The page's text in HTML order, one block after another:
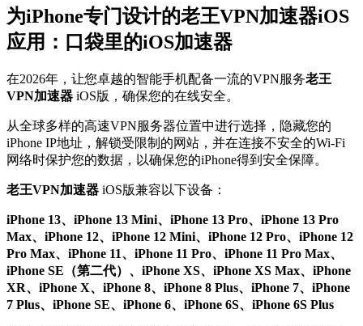
为iPhone专门设计的老王VPN加速器iOS
应用：口袋里的iOS加速器
在2026年，让您卓越的智能手机配备一流的VPN服务老王
VPN加速器 iOS版，确保您的在线安全。
从全球多样的高速VPN服务器位置中进行选择，隐藏您的
iPhone IP地址，解锁受限制的网站，并在连接不安全的Wi-Fi
网络时保护您的数据，以确保您的iPhone得到安全保障。
老王VPN加速器 iOS版兼容以下设备：
iPhone 13、iPhone 13 Mini、iPhone 13 Pro、iPhone 13 Pro
Max、iPhone 12、iPhone 12 Mini、iPhone 12 Pro、iPhone 12
Pro Max、iPhone 11、iPhone 11 Pro、iPhone 11 Pro Max、
iPhone SE（第二代）、iPhone XS、iPhone XS Max、iPhone
XR、iPhone X、iPhone 8、iPhone 8 Plus、iPhone 7、iPhone
7 Plus、iPhone SE、iPhone 6、iPhone 6S、iPhone 6S Plus